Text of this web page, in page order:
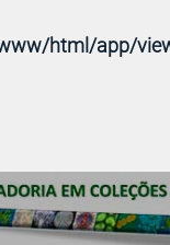
html/app/